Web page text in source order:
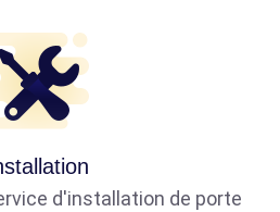
d'installation de porte